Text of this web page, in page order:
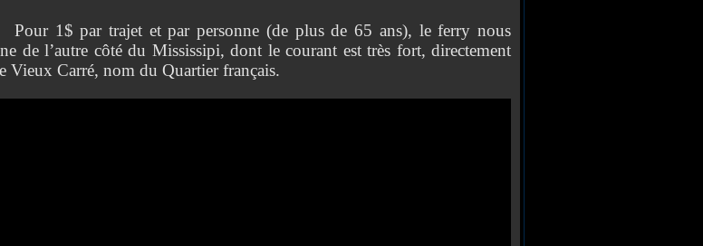
1$ par trajet et par personne (de plus de 65 ans), le ferry nous
de l’autre côté du Mississipi, dont le courant est très fort, directement
Vieux Carré, nom du Quartier français.